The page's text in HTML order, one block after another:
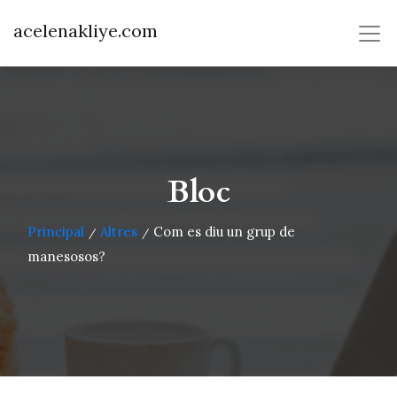
acelenakliye.com
Bloc
Principal / Altres / Com es diu un grup de
manesosos?